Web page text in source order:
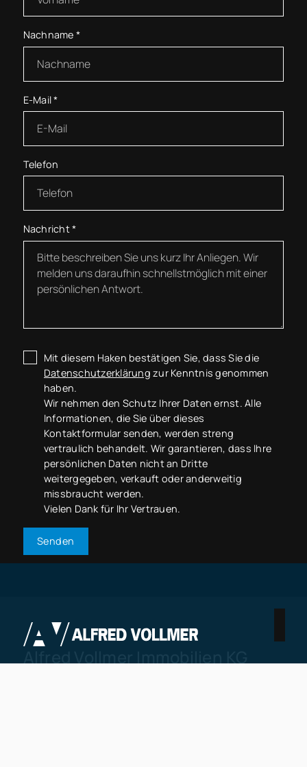
Nachname *
E-Mail*
Telefon
Nachricht*
Mit diesem Haken bestätigen Sie, dass Sie die
Datenschutzerklärung zur Kenntnis genommen
haben.
Wir nehmen den Schutz Ihrer Daten ernst. Alle
Informationen, die Sie über dieses
Kontaktformular senden, werden streng
vertraulich behandelt. Wir garantieren, dass Ihre
persönlichen Daten nicht an Dritte
weitergegeben, verkauft oder anderweitig
missbraucht werden.
Vielen Dank für Ihr Vertrauen.
Senden